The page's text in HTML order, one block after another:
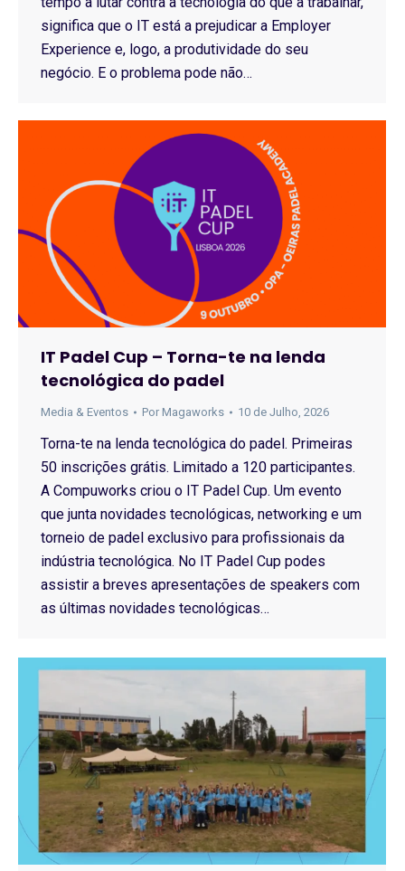
significa que o IT está a prejudicar a Employer
Experience e, logo, a produtividade do seu
negócio. E o problema pode não…
IT Padel Cup – Torna-te na lenda
tecnológica do padel
Media & Eventos Por Magaworks 10 de Julho, 2026
Torna-te na lenda tecnológica do padel. Primeiras
50 inscrições grátis. Limitado a 120 participantes.
A Compuworks criou o IT Padel Cup. Um evento
que junta novidades tecnológicas, networking e um
torneio de padel exclusivo para profissionais da
indústria tecnológica. No IT Padel Cup podes
assistir a breves apresentações de speakers com
as últimas novidades tecnológicas…